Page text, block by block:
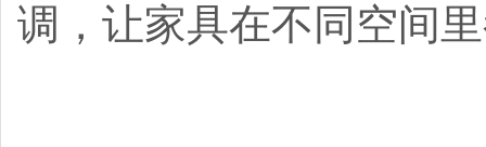
调，让家具在不同空间